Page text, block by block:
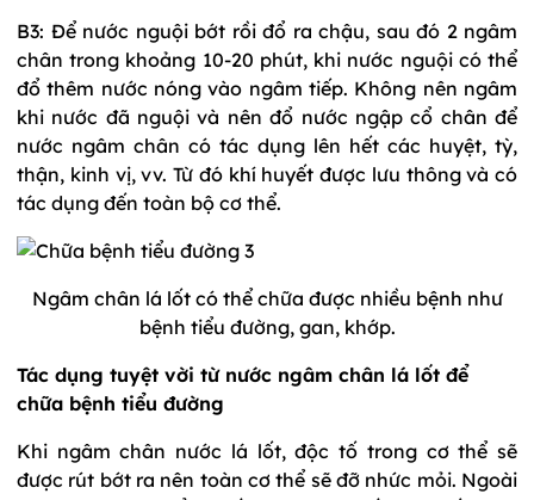
B3: Để nước nguội bớt rồi đổ ra chậu, sau đó 2 ngâm
chân trong khoảng 10-20 phút, khi nước nguội có thể
đổ thêm nước nóng vào ngâm tiếp. Không nên ngâm
khi nước đã nguội và nên đổ nước ngập cổ chân để
nước ngâm chân có tác dụng lên hết các huyệt, tỳ,
thận, kinh vị, vv. Từ đó khí huyết được lưu thông và có
tác dụng đến toàn bộ cơ thể.
Ngâm chân lá lốt có thể chữa được nhiều bệnh như
bệnh tiểu đường, gan, khớp.
Tác dụng tuyệt vời từ nước ngâm chân lá lốt để
chữa bệnh tiểu đường
Khi ngâm chân nước lá lốt, độc tố trong cơ thể sẽ
được rút bớt ra nên toàn cơ thể sẽ đỡ nhức mỏi. Ngoài